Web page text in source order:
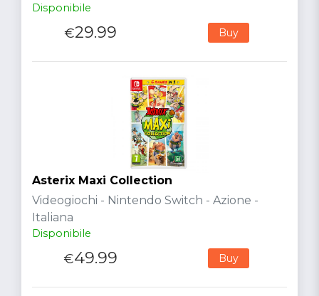
Disponibile
€29.99 Buy
Asterix Maxi Collection
Videogiochi - Nintendo Switch - Azione -
Italiana
Disponibile
€49.99 Buy